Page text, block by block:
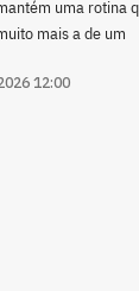
uma rotina
mais a de um
12:00